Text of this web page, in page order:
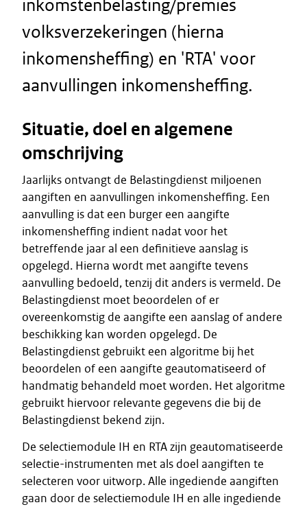
inkomstenbelasting/premies
volksverzekeringen (hierna
inkomensheffing) en 'RTA' voor
aanvullingen inkomensheffing.
Situatie, doel en algemene
omschrijving
Jaarlijks ontvangt de Belastingdienst miljoenen
aangiften en aanvullingen inkomensheffing. Een
aanvulling is dat een burger een aangifte
inkomensheffing indient nadat voor het
betreffende jaar al een definitieve aanslag is
opgelegd. Hierna wordt met aangifte tevens
aanvulling bedoeld, tenzij dit anders is vermeld. De
Belastingdienst moet beoordelen of er
overeenkomstig de aangifte een aanslag of andere
beschikking kan worden opgelegd. De
Belastingdienst gebruikt een algoritme bij het
beoordelen of een aangifte geautomatiseerd of
handmatig behandeld moet worden. Het algoritme
gebruikt hiervoor relevante gegevens die bij de
Belastingdienst bekend zijn.
De selectiemodule IH en RTA zijn geautomatiseerde
selectie-instrumenten met als doel aangiften te
selecteren voor uitworp. Alle ingediende aangiften
gaan door de selectiemodule IH en alle ingediende